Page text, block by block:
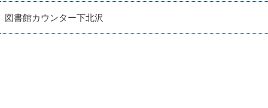
図書館カウンター下北沢